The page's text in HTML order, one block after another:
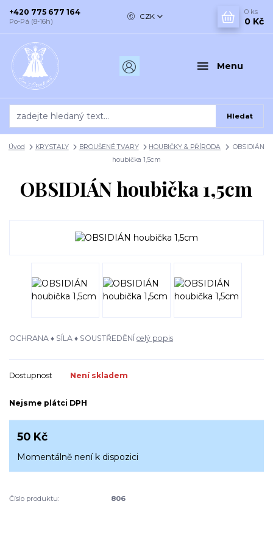
Menu
CZK
Hledat
+420 775 677 164
Po-Pá (8-16h)
0 ks
0 Kč
Úvod KRYSTALY BROUŠENÉ TVARY HOUBIČKY & PŘÍRODA
OBSIDIÁN
houbička 1,5cm
OBSIDIÁN houbička 1,5cm
OCHRANA ♦ SÍLA ♦ SOUSTŘEDĚNÍ celý popis
Dostupnost Není skladem
Nejsme plátci DPH
50 Kč
Momentálně není k dispozici
Číslo produktu: 806